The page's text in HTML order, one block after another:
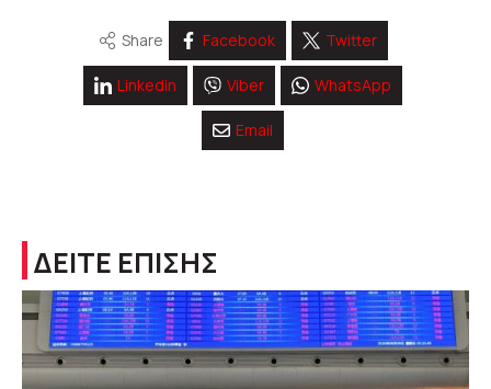
Share Facebook Twitter
Linkedin Viber WhatsApp
Email
ΔΕΙΤΕ ΕΠΙΣΗΣ